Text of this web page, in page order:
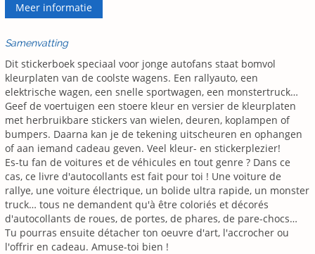
Meer informatie
Samenvatting
Dit stickerboek speciaal voor jonge autofans staat bomvol
kleurplaten van de coolste wagens. Een rallyauto, een
elektrische wagen, een snelle sportwagen, een monstertruck…
Geef de voertuigen een stoere kleur en versier de kleurplaten
met herbruikbare stickers van wielen, deuren, koplampen of
bumpers. Daarna kan je de tekening uitscheuren en ophangen
of aan iemand cadeau geven. Veel kleur- en stickerplezier!
Es-tu fan de voitures et de véhicules en tout genre ? Dans ce
cas, ce livre d'autocollants est fait pour toi ! Une voiture de
rallye, une voiture électrique, un bolide ultra rapide, un monster
truck… tous ne demandent qu'à être coloriés et décorés
d'autocollants de roues, de portes, de phares, de pare-chocs…
Tu pourras ensuite détacher ton oeuvre d'art, l'accrocher ou
l'offrir en cadeau. Amuse-toi bien !